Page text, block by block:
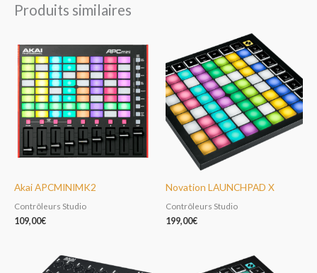
Produits similaires
Akai APCMINIMK2
Contrôleurs Studio
109,00€
Novation LAUNCHPAD X
Contrôleurs Studio
199,00€